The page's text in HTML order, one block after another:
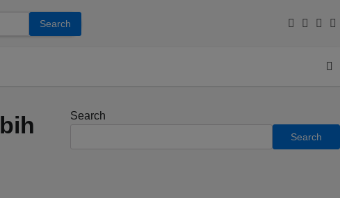
Facebook
Search
Search